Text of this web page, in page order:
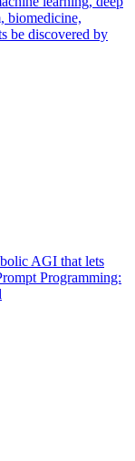
biomedicine,
be discovered by
AGI that lets
Programming: